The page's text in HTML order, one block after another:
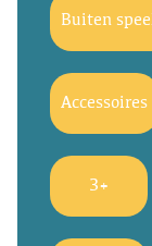
Buiten
Accessoires
3+